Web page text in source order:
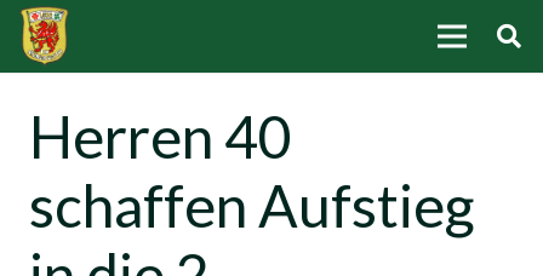
Herren 40
schaffen Aufstieg